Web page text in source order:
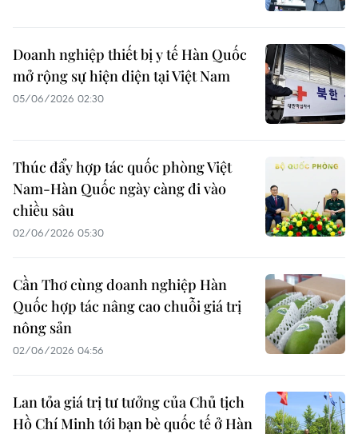
Doanh nghiệp thiết bị y tế Hàn Quốc
mở rộng sự hiện diện tại Việt Nam
05/06/2026 02:30
Thúc đẩy hợp tác quốc phòng Việt
Nam-Hàn Quốc ngày càng đi vào
chiều sâu
02/06/2026 05:30
Cần Thơ cùng doanh nghiệp Hàn
Quốc hợp tác nâng cao chuỗi giá trị
nông sản
02/06/2026 04:56
Lan tỏa giá trị tư tưởng của Chủ tịch
Hồ Chí Minh tới bạn bè quốc tế ở Hàn